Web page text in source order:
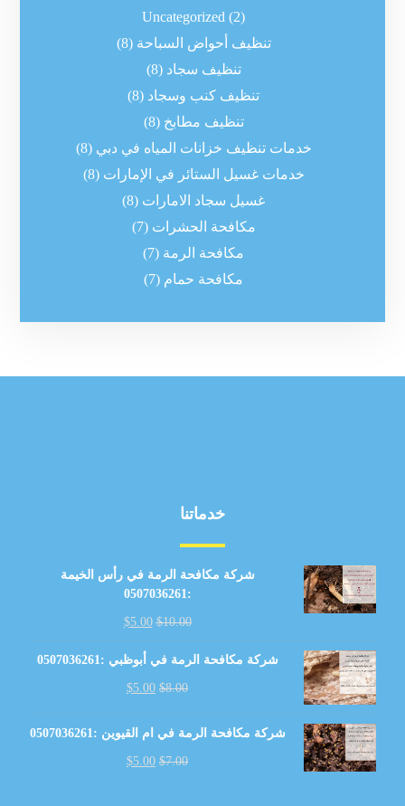
Uncategorized (2)
تنظيف أحواض السباحة (8)
تنظيف سجاد (8)
تنظيف كنب وسجاد (8)
تنظيف مطابخ (8)
خدمات تنظيف خزانات المياه في دبي (8)
خدمات غسيل الستائر في الإمارات (8)
غسيل سجاد الامارات (8)
مكافحة الحشرات (7)
مكافحة الرمة (7)
مكافحة حمام (7)
خدماتنا
شركة مكافحة الرمة في رأس الخيمة
:0507036261
$10.00
$5.00
شركة مكافحة الرمة في أبوظبي :0507036261
$8.00
$5.00
شركة مكافحة الرمة في ام القيوين :0507036261
$7.00
$5.00